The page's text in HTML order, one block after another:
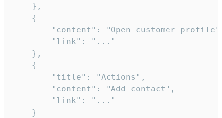
    },
    {
"content": "Open customer
        "link": "..."
    },
    {
        "title": "Actions",
        "content": "Add contact",
        "link": "..."
    }